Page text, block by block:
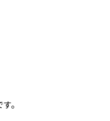
。